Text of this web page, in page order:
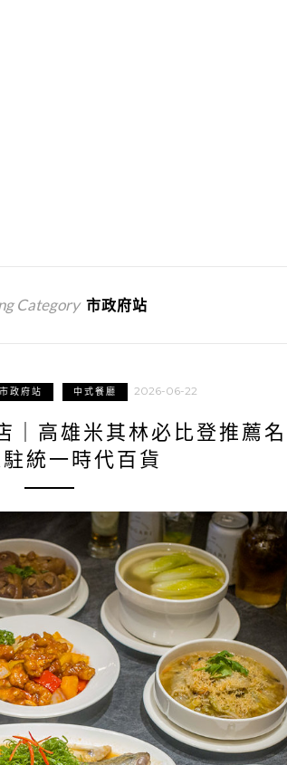
Category 市政府站
市政府站 中式餐廳 2026-06-22
｜高雄米其林必比登推薦
統一時代百貨